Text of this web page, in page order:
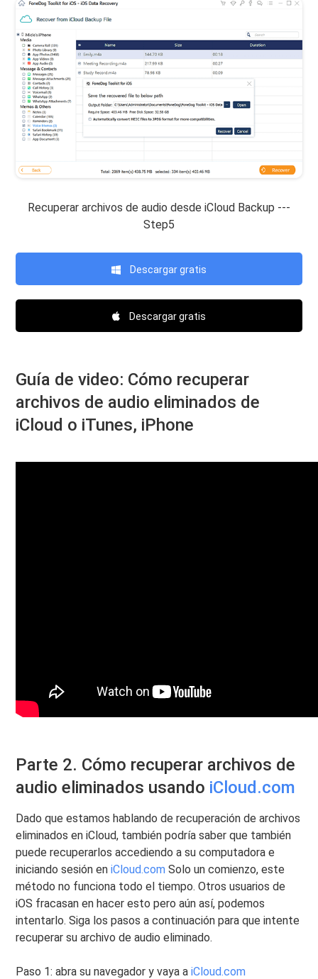
Recuperar archivos de audio desde iCloud Backup ---
Step5
Descargar gratis
Descargar gratis
Guía de video: Cómo recuperar
archivos de audio eliminados de
iCloud o iTunes, iPhone
Parte 2. Cómo recuperar archivos de
audio eliminados usando iCloud.com
Dado que estamos hablando de recuperación de archivos
eliminados en iCloud, también podría saber que también
puede recuperarlos accediendo a su computadora e
iniciando sesión eniCloud.com Solo un comienzo, este
método no funciona todo el tiempo. Otros usuarios de
iOS fracasan en hacer esto pero aún así, podemos
intentarlo. Siga los pasos a continuación para que intente
recuperar su archivo de audio eliminado.
Paso 1: abra su navegador y vaya aiCloud.com